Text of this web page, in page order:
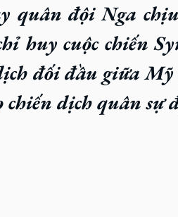
quân đội Nga
huy cuộc chiến
đối đầu giữa
chiến dịch quân sự